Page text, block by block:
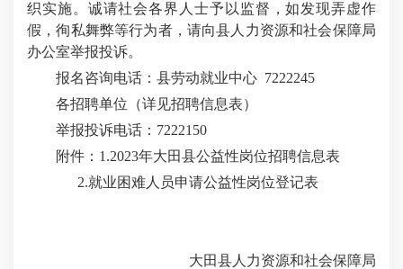
织实施。诚请社会各界人士予以监督，如发现弄虚作
假，徇私舞弊等行为者，请向县人力资源和社会保障局
办公室举报投诉。
报名咨询电话：县劳动就业中心 7222245
各招聘单位（详见招聘信息表）
举报投诉电话：7222150
附件：1.2023年大田县公益性岗位招聘信息表
2.就业困难人员申请公益性岗位登记表
大田县人力资源和社会保障局